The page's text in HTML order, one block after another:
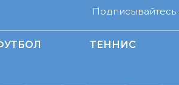
Подписывайтесь
ТЕННИС